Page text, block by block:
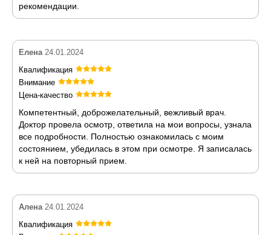
рекомендации.
Елена 24.01.2024
Квалификация
Внимание
Цена-качество
Компетентный, доброжелательный, вежливый врач.
Доктор провела осмотр, ответила на мои вопросы, узнала
все подробности. Полностью ознакомилась с моим
состоянием, убедилась в этом при осмотре. Я записалась
к ней на повторный прием.
Алена 24.01.2024
Квалификация